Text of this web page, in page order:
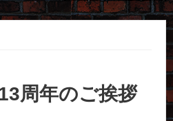
周年のご挨拶